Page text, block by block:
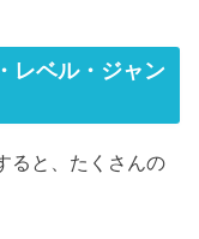
レベル・ジャン
ると、たくさんの